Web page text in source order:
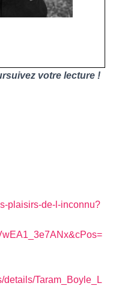
votre lecture !
plaisirs-de-l-inconnu?
details/Taram_Boyle_L